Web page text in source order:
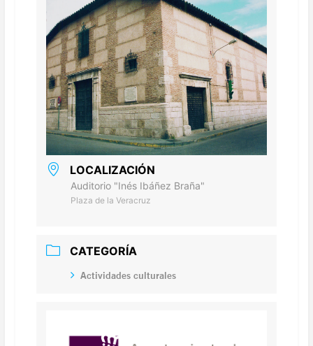
LOCALIZACIÓN
Auditorio "Inés Ibáñez Braña"
Plaza de la Veracruz
CATEGORÍA
Actividades culturales